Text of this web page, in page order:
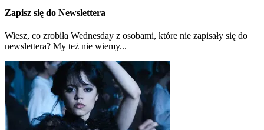
Zapisz się do Newslettera
Wiesz, co zrobiła Wednesday z osobami, które nie zapisały się do
newslettera? My też nie wiemy...